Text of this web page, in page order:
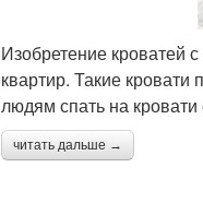
Изобретение кроватей
квартир. Такие
людям спать на
читать дальше →